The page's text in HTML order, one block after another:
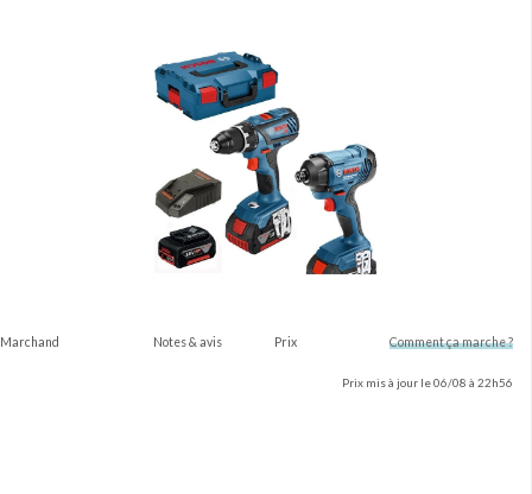
Marchand Notes & avis Prix Comment ça marche ?
Prix mis à jour le 06/08 à 22h56